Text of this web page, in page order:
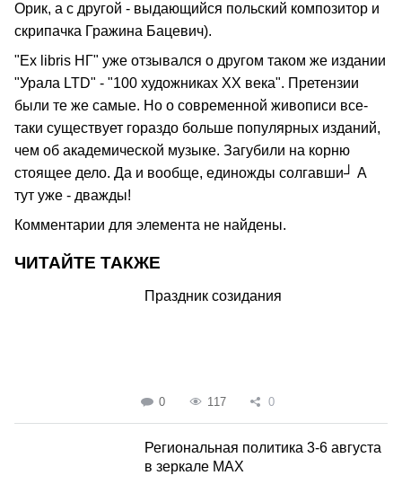
Орик, а с другой - выдающийся польский композитор и
скрипачка Гражина Бацевич).
"Ex libris НГ" уже отзывался о другом таком же издании
"Урала LTD" - "100 художниках ХХ века". Претензии
были те же самые. Но о современной живописи все-
таки существует гораздо больше популярных изданий,
чем об академической музыке. Загубили на корню
стоящее дело. Да и вообще, единожды солгавши┘ А
тут уже - дважды!
Комментарии для элемента не найдены.
ЧИТАЙТЕ ТАКЖЕ
Праздник созидания
0 117 0
Региональная политика 3-6 августа
в зеркале MAX